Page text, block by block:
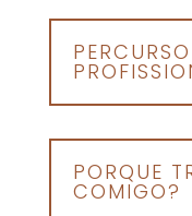
PORQUE
COMIGO?